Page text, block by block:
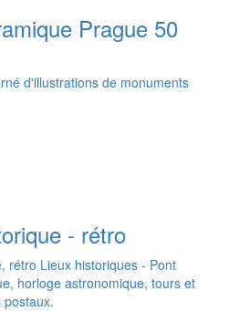
Prague 50
d'illustrations de monuments
- rétro
rétro Lieux historiques - Pont
horloge astronomique, tours et